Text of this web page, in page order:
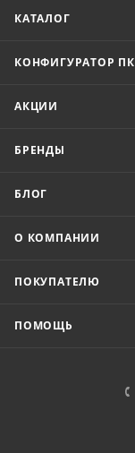
КАТАЛОГ
КОНФИГУРАТОР ПК
АКЦИИ
БРЕНДЫ
БЛОГ
О КОМПАНИИ
ПОКУПАТЕЛЮ
ПОМОЩЬ